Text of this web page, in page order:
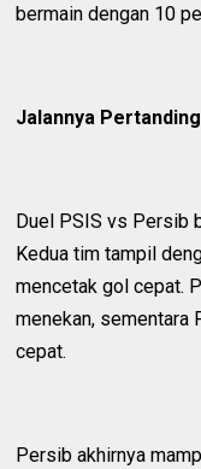
bermain dengan 10
Jalannya
Duel PSIS vs Persib
Kedua tim tampil
mencetak gol cepat.
menekan, sementara
cepat.
Persib akhirnya